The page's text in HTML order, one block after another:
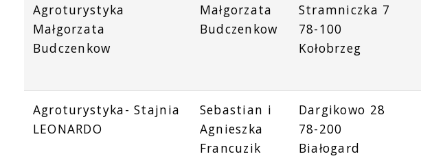
Agroturystyka
Małgorzata
Budczenkow
Małgorzata
Budczenkow
Stramniczka 7
78-100
Kołobrzeg
Agroturystyka- Stajnia
LEONARDO
Sebastian i
Agnieszka
Francuzik
Dargikowo 28
78-200
Białogard